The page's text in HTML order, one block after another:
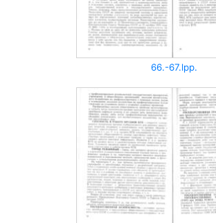
66.-67.lpp.